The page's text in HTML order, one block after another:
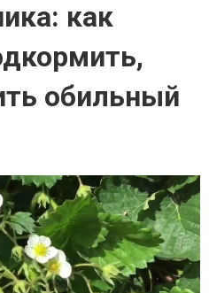
как
обильный